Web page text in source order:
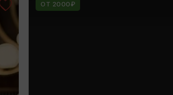
ОТ 2000₽